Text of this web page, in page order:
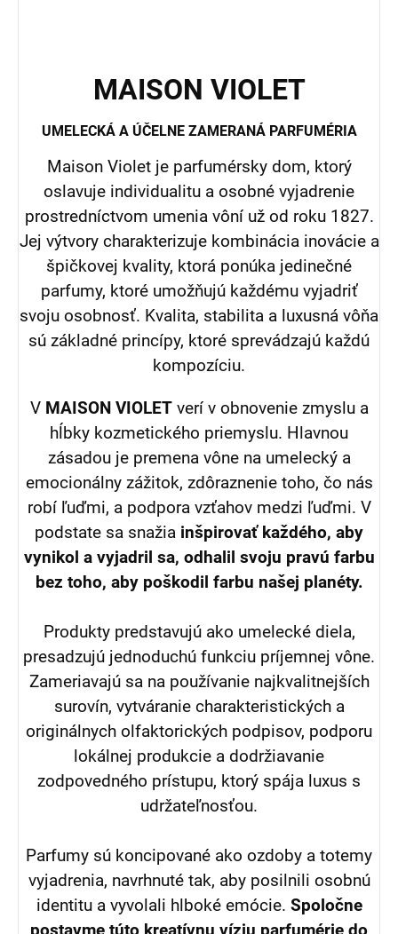
MAISON VIOLET
UMELECKÁ A ÚČELNE ZAMERANÁ PARFUMÉRIA
Maison Violet je parfumérsky dom, ktorý
oslavuje individualitu a osobné vyjadrenie
prostredníctvom umenia vôní už od roku 1827.
Jej výtvory charakterizuje kombinácia inovácie a
špičkovej kvality, ktorá ponúka jedinečné
parfumy, ktoré umožňujú každému vyjadriť
svoju osobnosť. Kvalita, stabilita a luxusná vôňa
sú základné princípy, ktoré sprevádzajú každú
kompozíciu.
V MAISON VIOLETverí v obnovenie zmyslu a
hĺbky kozmetického priemyslu. Hlavnou
zásadou je premena vône na umelecký a
emocionálny zážitok, zdôraznenie toho, čo nás
robí ľuďmi, a podpora vzťahov medzi ľuďmi. V
podstate sa snažia inšpirovať každého, aby
vynikol a vyjadril sa, odhalil svoju pravú farbu
bez toho, aby poškodil farbu našej planéty.
Produkty predstavujú ako umelecké diela,
presadzujú jednoduchú funkciu príjemnej vône.
Zameriavajú sa na používanie najkvalitnejších
surovín, vytváranie charakteristických a
originálnych olfaktorických podpisov, podporu
lokálnej produkcie a dodržiavanie
zodpovedného prístupu, ktorý spája luxus s
udržateľnosťou.
Parfumy sú koncipované ako ozdoby a totemy
vyjadrenia, navrhnuté tak, aby posilnili osobnú
identitu a vyvolali hlboké emócie. Spoločne